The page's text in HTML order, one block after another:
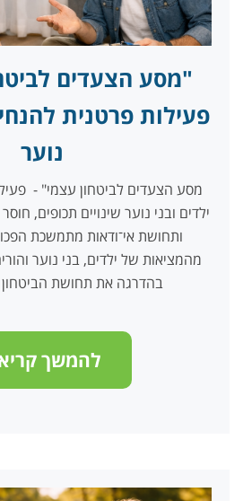
"מסע הצעדים
פעילות פרטנית
נוער
ילדים ובני נוער שינויים תכופים,
ותחושת אי־ודאות מתמשכת
מהמציאות של ילדים, בני נוער
בהדרגה את תחושת הביטחון
להמשך